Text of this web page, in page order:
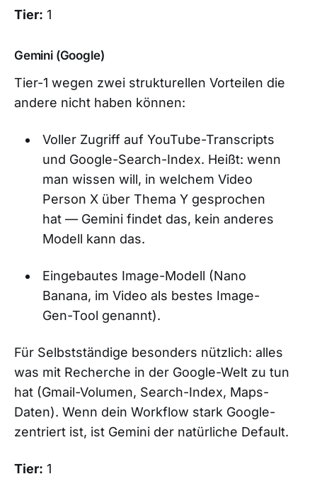
Tier: 1
Gemini (Google)
Tier-1 wegen zwei strukturellen Vorteilen die
andere nicht haben können:
Voller Zugriff auf YouTube-Transcripts
und Google-Search-Index. Heißt: wenn
man wissen will, in welchem Video
Person X über Thema Y gesprochen
hat — Gemini findet das, kein anderes
Modell kann das.
Eingebautes Image-Modell (Nano
Banana, im Video als bestes Image-
Gen-Tool genannt).
Für Selbstständige besonders nützlich: alles
was mit Recherche in der Google-Welt zu tun
hat (Gmail-Volumen, Search-Index, Maps-
Daten). Wenn dein Workflow stark Google-
zentriert ist, ist Gemini der natürliche Default.
Tier: 1